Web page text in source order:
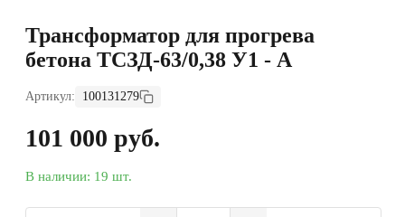
Трансформатор для прогрева
бетона ТСЗД-63/0,38 У1 - А
Артикул: 100131279
101 000 руб.
В наличии: 19 шт.